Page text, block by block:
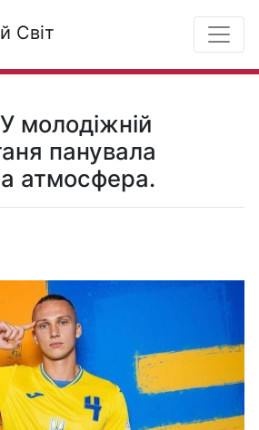
Світ
молодіжній
панувала
атмосфера.